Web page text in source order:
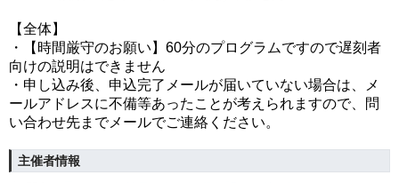
【全体】
・【時間厳守のお願い】60分のプログラムですので遅刻者
向けの説明はできません
・申し込み後、申込完了メールが届いていない場合は、メ
ールアドレスに不備等あったことが考えられますので、問
い合わせ先までメールでご連絡ください。
主催者情報